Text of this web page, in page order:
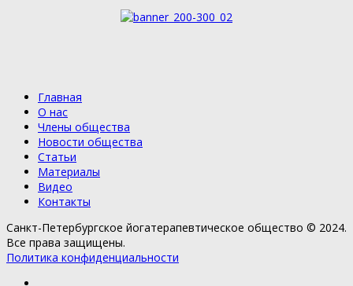
Главная
О нас
Члены общества
Новости общества
Статьи
Материалы
Видео
Контакты
Санкт-Петербургское йогатерапевтическое общество © 2024.
Все права защищены.
Политика конфиденциальности